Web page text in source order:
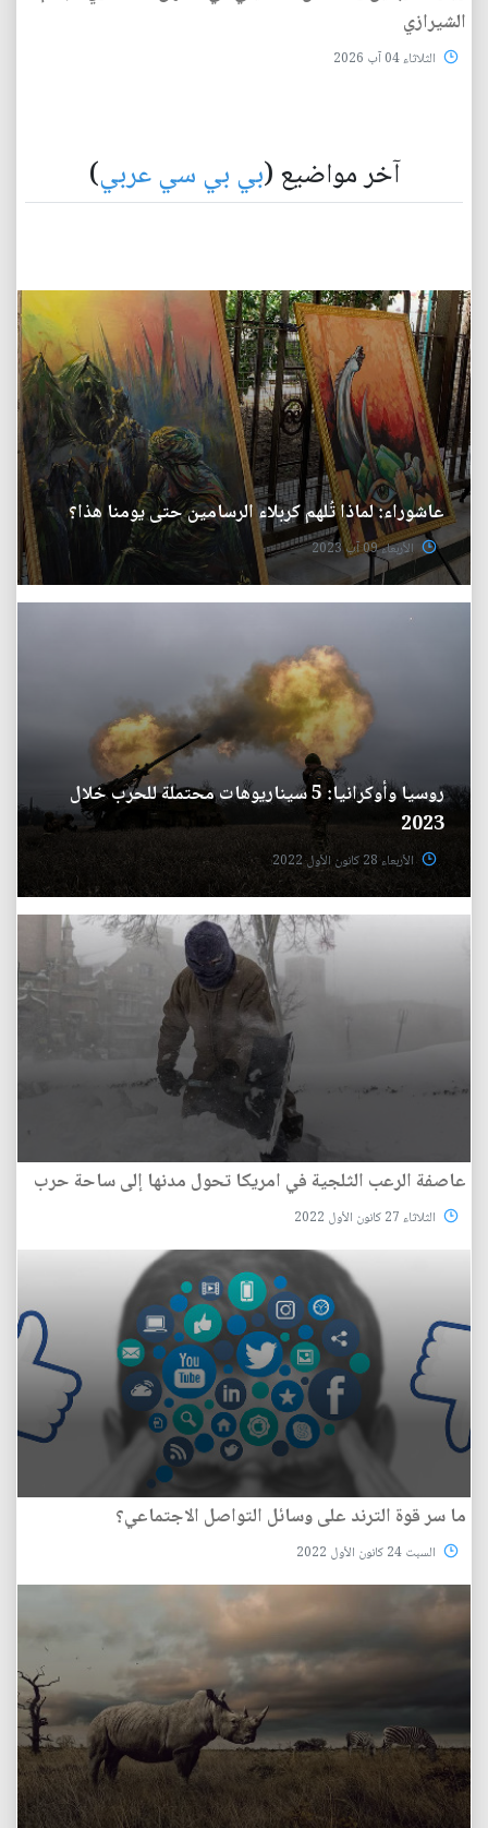
الشيرازي
الثلاثاء 04 آب 2026
آخر مواضيع (بي بي سي عربي)
عاشوراء: لماذا تُلهم كربلاء الرسامين حتى يومنا هذا؟
الأربعاء 09 آب 2023
روسيا وأوكرانيا: 5 سيناريوهات محتملة للحرب خلال
2023
الأربعاء 28 كانون الأول 2022
عاصفة الرعب الثلجية في امريكا تحول مدنها إلى ساحة حرب
الثلاثاء 27 كانون الأول 2022
ما سر قوة الترند على وسائل التواصل الاجتماعي؟
السبت 24 كانون الأول 2022